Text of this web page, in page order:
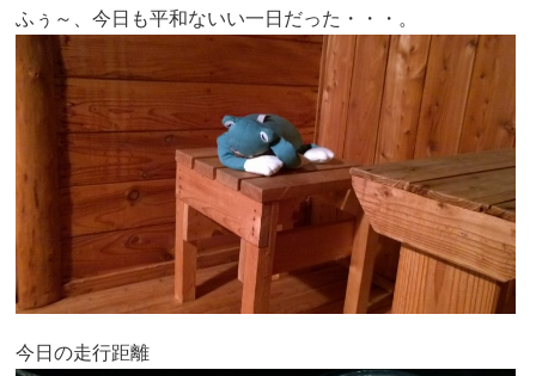
ふぅ～、今日も平和ないい一日だった・・・。
今日の走行距離